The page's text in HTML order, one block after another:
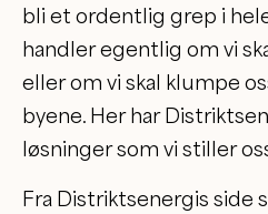
bli et ordentlig grep i
handler egentlig om vi
eller om vi skal klumpe
byene. Her har
løsninger som vi stiller
Fra Distriktsenergis side